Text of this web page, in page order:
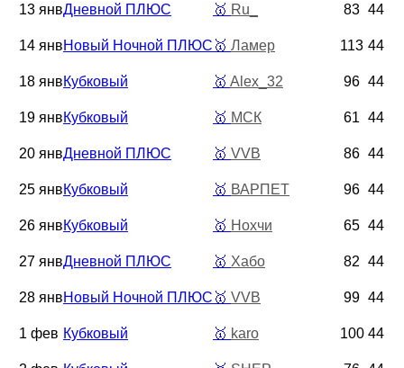
13 янвДневной ПЛЮС 🥇 Ru_ 83 44
14 янвНовый Ночной ПЛЮС 🥇 Ламер 113 44
18 янвКубковый 🥇 Alex_32 96 44
19 янвКубковый 🥇 МСК 61 44
20 янвДневной ПЛЮС 🥇 VVB 86 44
25 янвКубковый 🥇 ВАРПЕТ 96 44
26 янвКубковый 🥇 Нохчи 65 44
27 янвДневной ПЛЮС 🥇 Хабо 82 44
28 янвНовый Ночной ПЛЮС 🥇 VVB 99 44
1 фев Кубковый 🥇 karo 100 44